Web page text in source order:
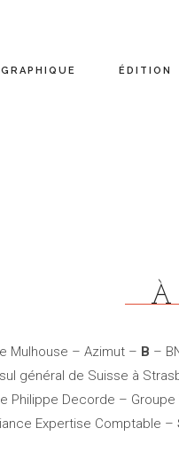
ÉDITION
À
Mulhouse – Azimut – B –
général de Suisse à
Philippe Decorde –
Expertise Comptable –